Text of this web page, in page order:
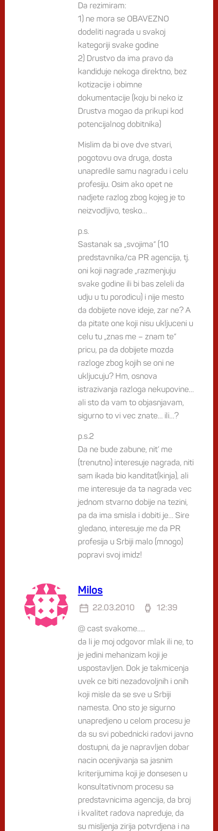
Da rezimiram:
1) ne mora se OBAVEZNO
dodeliti nagrada u svakoj
kategoriji svake godine
2) Drustvo da ima pravo da
kandiduje nekoga direktno, bez
kotizacije i obimne
dokumentacije (koju bi neko iz
Drustva mogao da prikupi kod
potencijalnog dobitnika)
Mislim da bi ove dve stvari,
pogotovu ova druga, dosta
unapredile samu nagradu i celu
profesiju. Osim ako opet ne
nadjete razlog zbog kojeg je to
neizvodljivo, tesko…
p.s.
Sastanak sa „svojima“ (10
predstavnika/ca PR agencija, tj.
oni koji nagrade „razmenjuju
svake godine ili bi bas zeleli da
udju u tu porodicu) i nije mesto
da dobijete nove ideje, zar ne? A
da pitate one koji nisu ukljuceni u
celu tu „znas me – znam te“
pricu, pa da dobijete mozda
razloge zbog kojih se oni ne
ukljucuju? Hm, osnova
istrazivanja razloga nekupovine…
ali sto da vam to objasnjavam,
sigurno to vi vec znate… ili…?
p.s.2
Da ne bude zabune, nit’ me
(trenutno) interesuje nagrada, niti
sam ikada bio kanditat(kinja), ali
me interesuje da ta nagrada vec
jednom stvarno dobije na tezini,
pa da ima smisla i dobiti je… Sire
gledano, interesuje me da PR
profesija u Srbiji malo (mnogo)
popravi svoj imidz!
Milos
22.03.2010 12:39
@ cast svakome…..
da li je moj odgovor mlak ili ne, to
je jedini mehanizam koji je
uspostavljen. Dok je takmicenja
uvek ce biti nezadovoljnih i onih
koji misle da se sve u Srbiji
namesta. Ono sto je sigurno
unapredjeno u celom procesu je
da su svi pobednicki radovi javno
dostupni, da je napravljen dobar
nacin ocenjivanja sa jasnim
kriterijumima koji je donsesen u
konsultativnom procesu sa
predstavnicima agencija, da broj
i kvalitet radova napreduje, da
su misljenja zirija potvrdjena i na